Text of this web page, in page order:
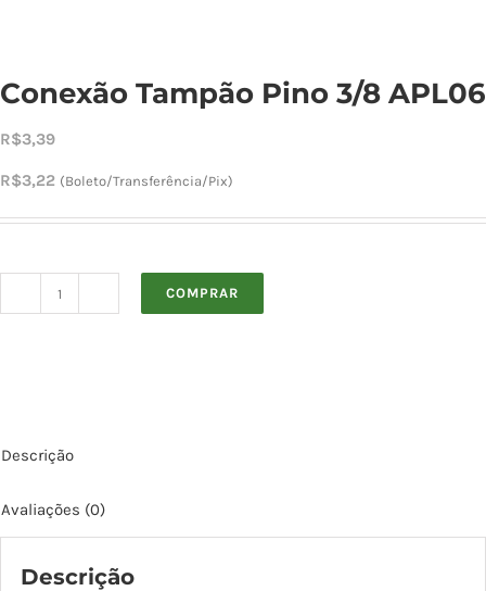
Conexão Tampão Pino 3/8 APL06
R$3,39
R$3,22 (Boleto/Transferência/Pix)
quantidade
COMPRAR
Descrição
Avaliações (0)
Descrição